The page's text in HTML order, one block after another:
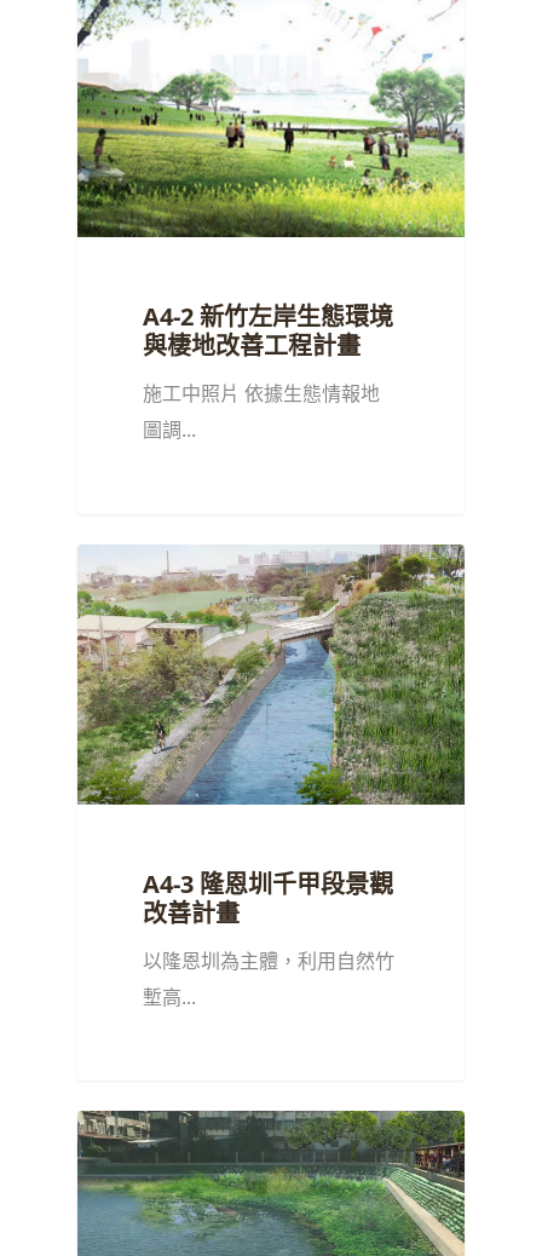
A4-2 新竹左岸生態環境
與棲地改善工程計畫
施工中照片 依據生態情報地
圖調...
A4-3 隆恩圳千甲段景觀
改善計畫
以隆恩圳為主體，利用自然竹
塹高...